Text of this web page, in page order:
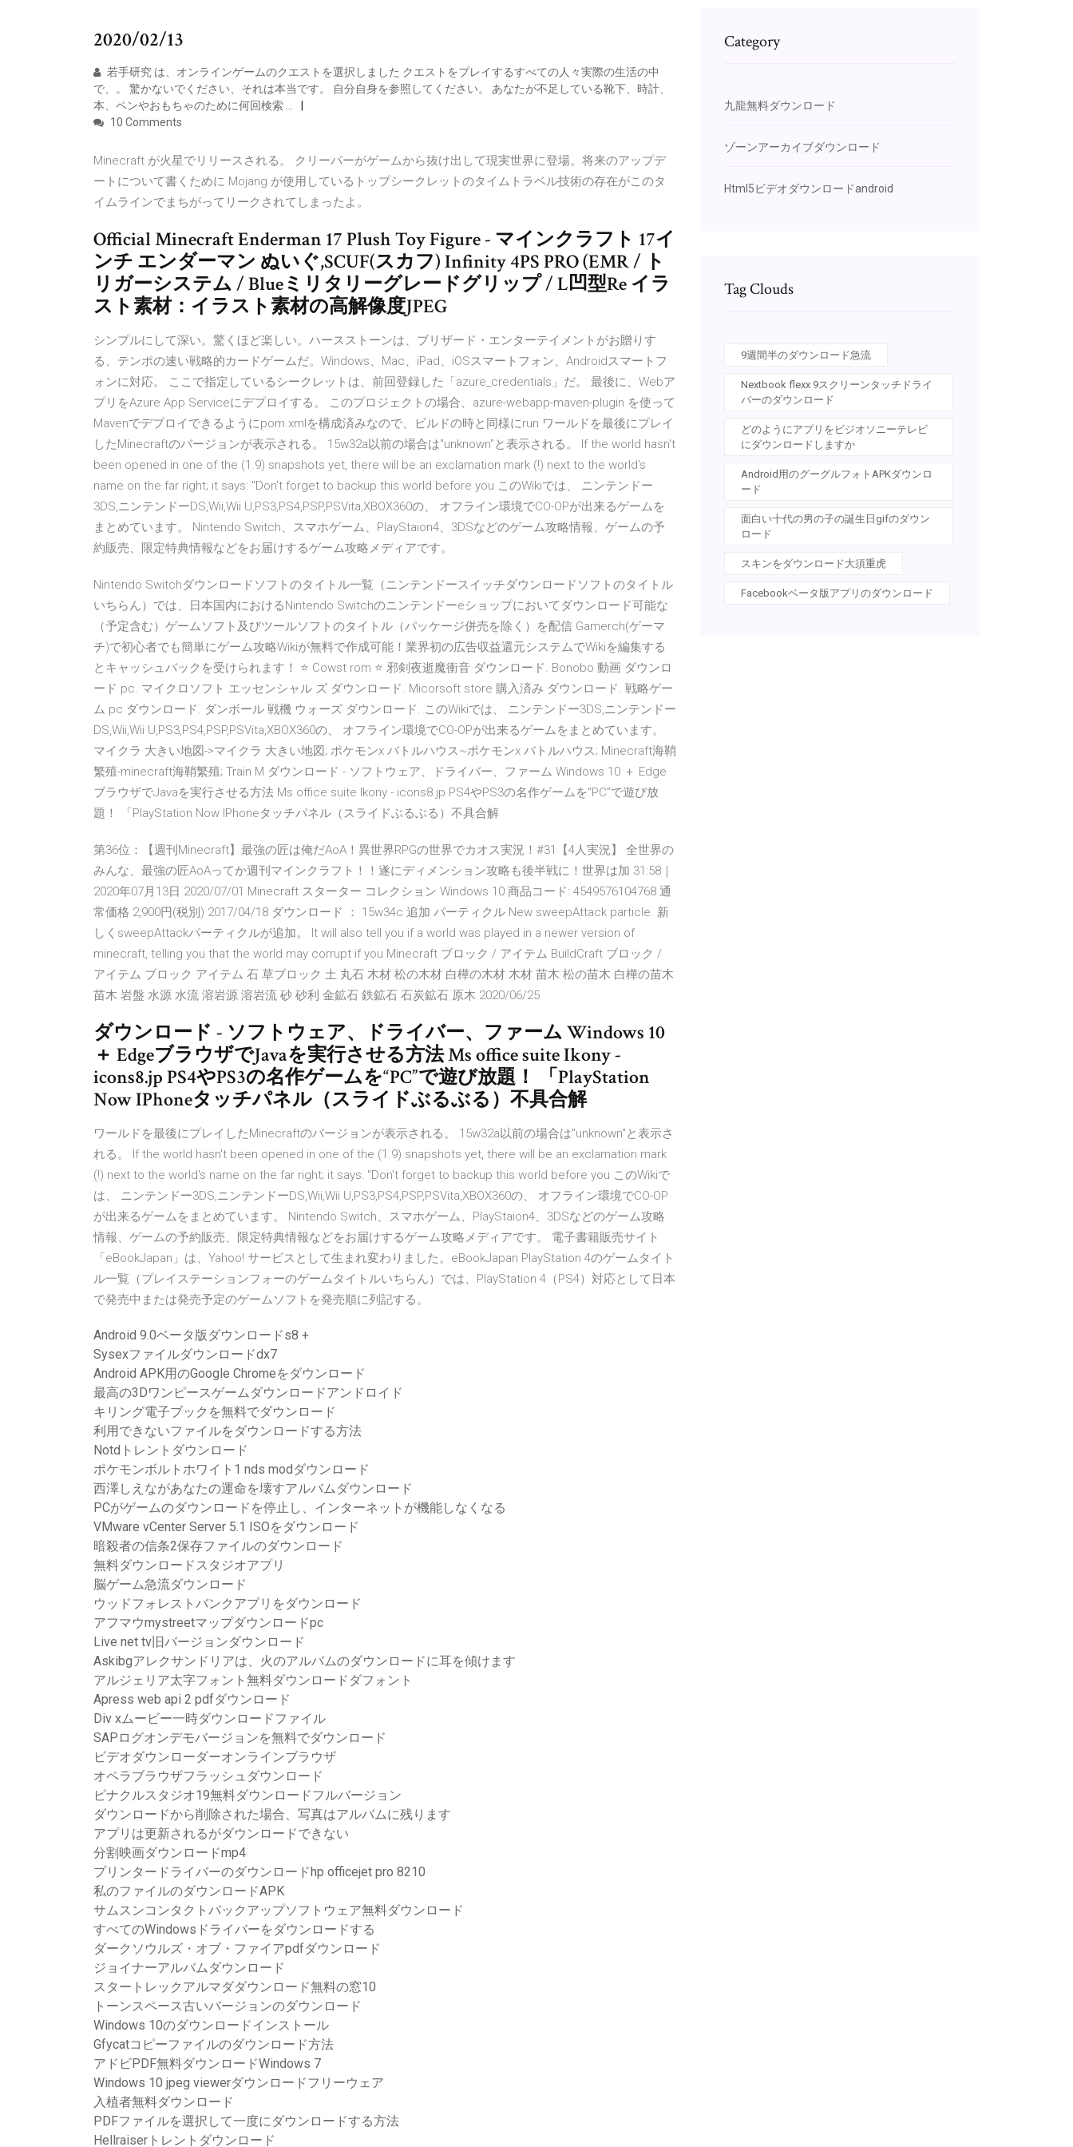
2020/02/13
若手研究 は、オンラインゲームのクエストを選択しました クエストをプレイするすべての人々実際の生活の中
で、。 驚かないでください、それは本当です。 自分自身を参照してください。 あなたが不足している靴下、時計、
本、ペンやおもちゃのために何回検索 …
10 Comments
Minecraft が火星でリリースされる。 クリーパーがゲームから抜け出して現実世界に登場。将来のアップデ
ートについて書くために Mojang が使用しているトップシークレットのタイムトラベル技術の存在がこのタ
イムラインでまちがってリークされてしまったよ。
Official Minecraft Enderman 17 Plush Toy Figure - マインクラフト 17イ
ンチ エンダーマン ぬいぐ,SCUF(スカフ) Infinity 4PS PRO (EMR / ト
リガーシステム / Blueミリタリーグレードグリップ / L凹型Re イラ
スト素材：イラスト素材の高解像度JPEG
シンプルにして深い。驚くほど楽しい。ハースストーンは、ブリザード・エンターテイメントがお贈りす
る、テンポの速い戦略的カードゲームだ。Windows、Mac、iPad、iOSスマートフォン、Androidスマートフ
ォンに対応。 ここで指定しているシークレットは、前回登録した「azure_credentials」だ。 最後に、Webア
プリをAzure App Serviceにデプロイする。 このプロジェクトの場合、azure-webapp-maven-plugin を使って
Mavenでデプロイできるようにpom.xmlを構成済みなので、ビルドの時と同様にrun ワールドを最後にプレイ
したMinecraftのバージョンが表示される。 15w32a以前の場合は"unknown"と表示される。 If the world hasn't
been opened in one of the (1.9) snapshots yet, there will be an exclamation mark (!) next to the world's
name on the far right; it says: "Don't forget to backup this world before you このWikiでは、 ニンテンドー
3DS,ニンテンドーDS,Wii,Wii U,PS3,PS4,PSP,PSVita,XBOX360の、 オフライン環境でCO-OPが出来るゲームを
まとめています。 Nintendo Switch、スマホゲーム、PlayStaion4、3DSなどのゲーム攻略情報、ゲームの予
約販売、限定特典情報などをお届けするゲーム攻略メディアです。
Nintendo Switchダウンロードソフトのタイトル一覧（ニンテンドースイッチダウンロードソフトのタイトル
いちらん）では、日本国内におけるNintendo Switchのニンテンドーeショップにおいてダウンロード可能な
（予定含む）ゲームソフト及びツールソフトのタイトル（パッケージ併売を除く）を配信 Gamerch(ゲーマ
チ)で初心者でも簡単にゲーム攻略Wikiが無料で作成可能！業界初の広告収益還元システムでWikiを編集する
とキャッシュバックを受けられます！ ⭐ Cowst rom ⭐ 邪剣夜逝魔衝音 ダウンロード. Bonobo 動画 ダウンロ
ード pc. マイクロソフト エッセンシャル ズ ダウンロード. Micorsoft store 購入済み ダウンロード. 戦略ゲー
ム pc ダウンロード. ダンボール 戦機 ウォーズ ダウンロード. このWikiでは、 ニンテンドー3DS,ニンテンドー
DS,Wii,Wii U,PS3,PS4,PSP,PSVita,XBOX360の、 オフライン環境でCO-OPが出来るゲームをまとめています。
マイクラ 大きい地図->マイクラ 大きい地図; ポケモンx バトルハウス~ポケモンx バトルハウス; Minecraft海鞘
繁殖-minecraft海鞘繁殖; Train M ダウンロード - ソフトウェア、ドライバー、ファーム Windows 10 ＋ Edge
ブラウザでJavaを実行させる方法 Ms office suite Ikony - icons8.jp PS4やPS3の名作ゲームを“PC”で遊び放
題！ 「PlayStation Now IPhoneタッチパネル（スライドぶるぶる）不具合解
第36位：【週刊Minecraft】最強の匠は俺だAoA！異世界RPGの世界でカオス実況！#31【4人実況】 全世界の
みんな、最強の匠AoAってか週刊マインクラフト！！遂にディメンション攻略も後半戦に！世界は加 31:58｜
2020年07月13日 2020/07/01 Minecraft スターター コレクション Windows 10 商品コード: 4549576104768 通
常価格 2,900円(税別) 2017/04/18 ダウンロード ： 15w34c 追加 パーティクル New sweepAttack particle. 新
しくsweepAttackパーティクルが追加。 It will also tell you if a world was played in a newer version of
minecraft, telling you that the world may corrupt if you Minecraft ブロック / アイテム BuildCraft ブロック /
アイテム ブロック アイテム 石 草ブロック 土 丸石 木材 松の木材 白樺の木材 木材 苗木 松の苗木 白樺の苗木
苗木 岩盤 水源 水流 溶岩源 溶岩流 砂 砂利 金鉱石 鉄鉱石 石炭鉱石 原木 2020/06/25
ダウンロード - ソフトウェア、ドライバー、ファーム Windows 10
＋ EdgeブラウザでJavaを実行させる方法 Ms office suite Ikony -
icons8.jp PS4やPS3の名作ゲームを“PC”で遊び放題！ 「PlayStation
Now IPhoneタッチパネル（スライドぶるぶる）不具合解
ワールドを最後にプレイしたMinecraftのバージョンが表示される。 15w32a以前の場合は"unknown"と表示さ
れる。 If the world hasn't been opened in one of the (1.9) snapshots yet, there will be an exclamation mark
(!) next to the world's name on the far right; it says: "Don't forget to backup this world before you このWikiで
は、 ニンテンドー3DS,ニンテンドーDS,Wii,Wii U,PS3,PS4,PSP,PSVita,XBOX360の、 オフライン環境でCO-OP
が出来るゲームをまとめています。 Nintendo Switch、スマホゲーム、PlayStaion4、3DSなどのゲーム攻略
情報、ゲームの予約販売、限定特典情報などをお届けするゲーム攻略メディアです。 電子書籍販売サイト
「eBookJapan」は、Yahoo! サービスとして生まれ変わりました。eBookJapan PlayStation 4のゲームタイト
ル一覧（プレイステーションフォーのゲームタイトルいちらん）では、PlayStation 4（PS4）対応として日本
で発売中または発売予定のゲームソフトを発売順に列記する。
Android 9.0ベータ版ダウンロードs8 +
Sysexファイルダウンロードdx7
Android APK用のGoogle Chromeをダウンロード
最高の3Dワンピースゲームダウンロードアンドロイド
キリング電子ブックを無料でダウンロード
利用できないファイルをダウンロードする方法
Notdトレントダウンロード
ポケモンボルトホワイト1 nds modダウンロード
西澤しえながあなたの運命を壊すアルバムダウンロード
PCがゲームのダウンロードを停止し、インターネットが機能しなくなる
VMware vCenter Server 5.1 ISOをダウンロード
暗殺者の信条2保存ファイルのダウンロード
無料ダウンロードスタジオアプリ
脳ゲーム急流ダウンロード
ウッドフォレストバンクアプリをダウンロード
アフマウmystreetマップダウンロードpc
Live net tv旧バージョンダウンロード
Askibgアレクサンドリアは、火のアルバムのダウンロードに耳を傾けます
アルジェリア太字フォント無料ダウンロードダフォント
Apress web api 2 pdfダウンロード
Div xムービー一時ダウンロードファイル
SAPログオンデモバージョンを無料でダウンロード
ビデオダウンローダーオンラインブラウザ
オペラブラウザフラッシュダウンロード
ピナクルスタジオ19無料ダウンロードフルバージョン
ダウンロードから削除された場合、写真はアルバムに残ります
アプリは更新されるがダウンロードできない
分割映画ダウンロードmp4
プリンタードライバーのダウンロードhp officejet pro 8210
私のファイルのダウンロードAPK
サムスンコンタクトバックアップソフトウェア無料ダウンロード
すべてのWindowsドライバーをダウンロードする
ダークソウルズ・オブ・ファイアpdfダウンロード
ジョイナーアルバムダウンロード
スタートレックアルマダダウンロード無料の窓10
トーンスペース古いバージョンのダウンロード
Windows 10のダウンロードインストール
Gfycatコピーファイルのダウンロード方法
アドビPDF無料ダウンロードWindows 7
Windows 10 jpeg viewerダウンロードフリーウェア
入植者無料ダウンロード
PDFファイルを選択して一度にダウンロードする方法
Hellraiserトレントダウンロード
Category
九龍無料ダウンロード
ゾーンアーカイブダウンロード
Html5ビデオダウンロードandroid
Tag Clouds
9週間半のダウンロード急流
Nextbook flexx 9スクリーンタッチドライ
バーのダウンロード
どのようにアプリをビジオソニーテレビ
にダウンロードしますか
Android用のグーグルフォトAPKダウンロ
ード
面白い十代の男の子の誕生日gifのダウン
ロード
スキンをダウンロード大須重虎
Facebookベータ版アプリのダウンロード